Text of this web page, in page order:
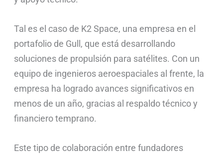
Tal es el caso de K2 Space, una empresa en el
portafolio de Gull, que está desarrollando
soluciones de propulsión para satélites. Con un
equipo de ingenieros aeroespaciales al frente, la
empresa ha logrado avances significativos en
menos de un año, gracias al respaldo técnico y
financiero temprano.
Este tipo de colaboración entre fundadores